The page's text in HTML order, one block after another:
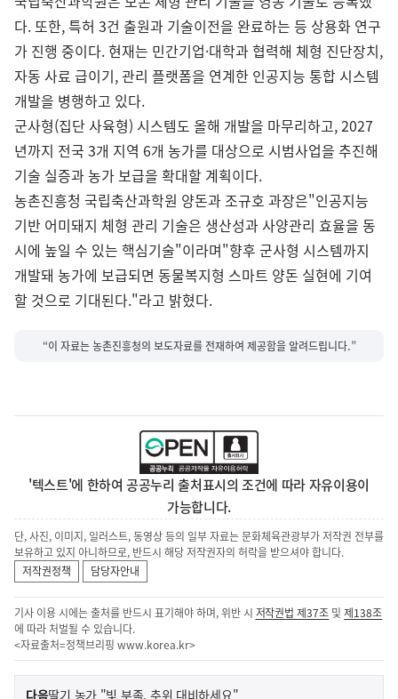
다. 또한, 특허 3건 출원과 기술이전을 완료하는 등 상용화 연구
가 진행 중이다. 현재는 민간기업·대학과 협력해 체형 진단장치,
자동 사료 급이기, 관리 플랫폼을 연계한 인공지능 통합 시스템
개발을 병행하고 있다.
군사형(집단 사육형) 시스템도 올해 개발을 마무리하고, 2027
년까지 전국 3개 지역 6개 농가를 대상으로 시범사업을 추진해
기술 실증과 농가 보급을 확대할 계획이다.
농촌진흥청 국립축산과학원 양돈과 조규호 과장은"인공지능
기반 어미돼지 체형 관리 기술은 생산성과 사양관리 효율을 동
시에 높일 수 있는 핵심기술"이라며"향후 군사형 시스템까지
개발돼 농가에 보급되면 동물복지형 스마트 양돈 실현에 기여
할 것으로 기대된다."라고 밝혔다.
“이 자료는 농촌진흥청의 보도자료를 전재하여 제공함을 알려드립니다.”
'텍스트'에 한하여 공공누리 출처표시의 조건에 따라 자유이용이
가능합니다.
단, 사진, 이미지, 일러스트, 동영상 등의 일부 자료는 문화체육관광부가 저작권 전부를
보유하고 있지 아니하므로, 반드시 해당 저작권자의 허락을 받으셔야 합니다.
저작권정책
담당자안내
기사 이용 시에는 출처를 반드시 표기해야 하며, 위반 시 저작권법 제37조 및제138조
에 따라 처벌될 수 있습니다.
<자료출처=정책브리핑 www.korea.kr>
이다음기
딸기 농가 "빛 부족, 추위 대비하세요"